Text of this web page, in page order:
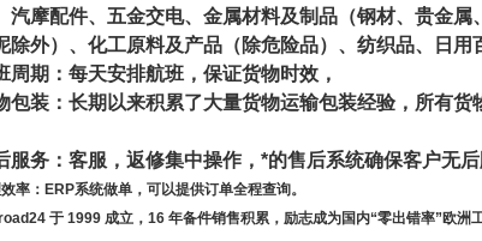
汽摩配件、五金交电、金属材料及制品（钢材、贵金属
除外）、化工原料及产品（除危险品）、纺织品、日用
周期：每天安排航班，保证货物时效，
包装：长期以来积累了大量货物运输包装经验，所有
服务：客服，返修集中操作，*的售后系统确保客户无后
率： ERP系统做单，可以提供订单全程查询。
于 1999 成立， 16 年备件销售积累，励志成为国内“零出错率”欧洲